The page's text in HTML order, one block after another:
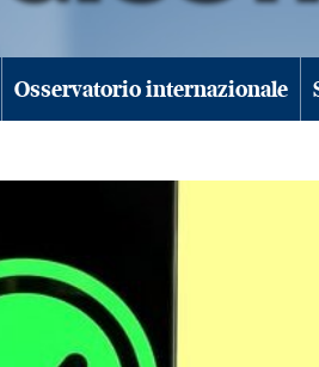
Osservatorio internazionale